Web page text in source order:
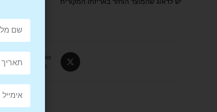
Tweet This
Product